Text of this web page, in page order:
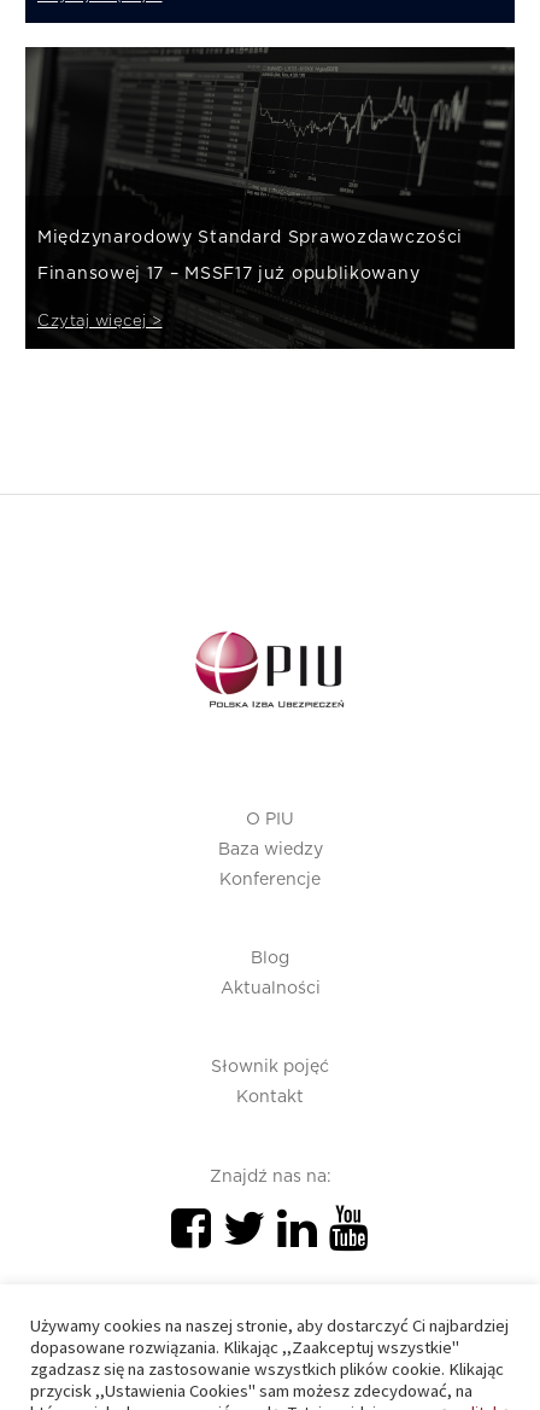
Międzynarodowy Standard Sprawozdawczości
Finansowej 17 – MSSF17 już opublikowany
Czytaj więcej >
O PIU
Baza wiedzy
Konferencje
Blog
Aktualności
Słownik pojęć
Kontakt
Znajdź nas na:
PIU 2020 © All right reserved
Używamy cookies na naszej stronie, aby dostarczyć Ci najbardziej
dopasowane rozwiązania. Klikając ,,Zaakceptuj wszystkie"
zgadzasz się na zastosowanie wszystkich plików cookie. Klikając
przycisk ,,Ustawienia Cookies" sam możesz zdecydować, na